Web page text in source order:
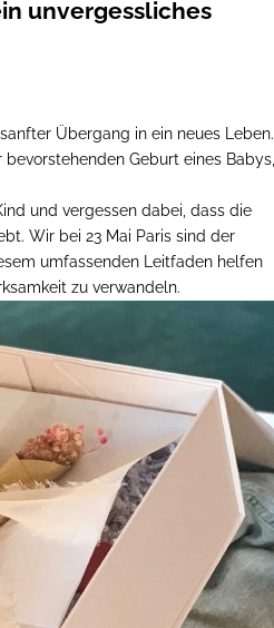
unvergessliches
Übergang in ein neues Leben.
Geburt eines Babys,
und vergessen dabei, dass die
Wir bei 23 Mai Paris sind der
umfassenden Leitfaden helfen
zu verwandeln.